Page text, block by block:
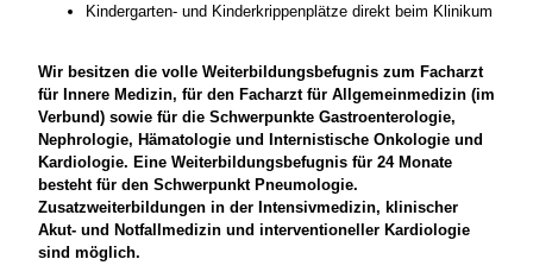
Kindergarten- und Kinderkrippenplätze direkt beim Klinikum
Wir besitzen die volle Weiterbildungsbefugnis zum Facharzt
für Innere Medizin, für den Facharzt für Allgemeinmedizin (im
Verbund) sowie für die Schwerpunkte Gastroenterologie,
Nephrologie, Hämatologie und Internistische Onkologie und
Kardiologie. Eine Weiterbildungsbefugnis für 24 Monate
besteht für den Schwerpunkt Pneumologie.
Zusatzweiterbildungen in der Intensivmedizin, klinischer
Akut- und Notfallmedizin und interventioneller Kardiologie
sind möglich.